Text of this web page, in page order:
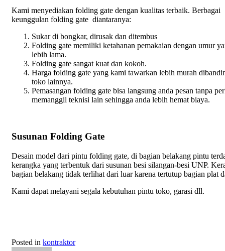
Kami menyediakan folding gate dengan kualitas terbaik. Berbagai
keunggulan folding gate diantaranya:
Sukar di bongkar, dirusak dan ditembus
Folding gate memiliki ketahanan pemakaian dengan umur
lebih lama.
Folding gate sangat kuat dan kokoh.
Harga folding gate yang kami tawarkan lebih murah
toko lainnya.
Pemasangan folding gate bisa langsung anda pesan tanpa
memanggil teknisi lain sehingga anda lebih hemat biaya.
Susunan Folding Gate
Desain model dari pintu folding gate, di bagian belakang pintu
kerangka yang terbentuk dari susunan besi silangan-besi UNP.
bagian belakang tidak terlihat dari luar karena tertutup bagian plat
Kami dapat melayani segala kebutuhan pintu toko, garasi dll.
Posted in kontraktor